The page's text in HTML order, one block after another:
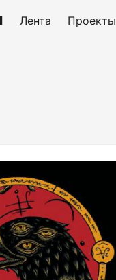
Лента Проекты